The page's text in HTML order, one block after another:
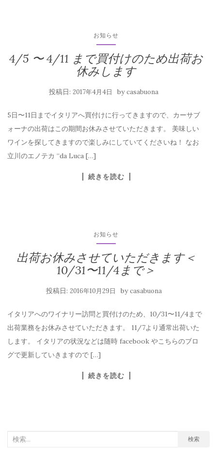
お知らせ
4/5 〜 4/11 まで買付けのため出荷お
休みします
投稿日: 2017年4月4日 bycasabuona
5日〜11日までイタリアへ買付けに行ってきますので、カーサブ
ォーナの出荷はこの期間お休みさせていただきます。 美味しい
ワインを探してきますので楽しみにしていてくださいね！ なお
立川のエノテカ “da Luca […]
続きを読む
お知らせ
出荷お休みさせていただきます＜
10/31〜11/4まで＞
投稿日: 2016年10月29日 bycasabuona
イタリアへのワイナリー訪問と買付けのため、10/31〜11/4まで
出荷業務をお休みさせていただきます。 11/7より通常出荷いた
します。 イタリアの状況などは随時 facebook やこちらのブロ
グで更新していきますので […]
続きを読む
検
検索